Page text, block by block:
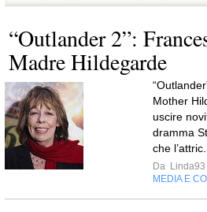
“Outlander 2”:
Madre Hildegarde
Mother
uscire
dramma
che
Da Linda93
MEDIA E